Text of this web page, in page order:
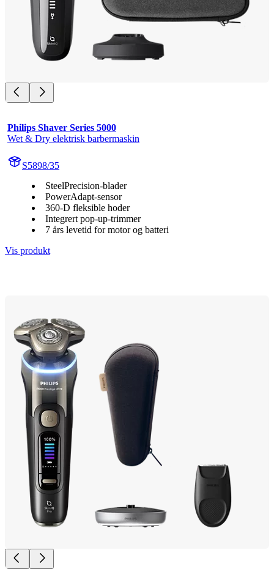
Philips Shaver Series 5000
Wet & Dry elektrisk barbermaskin
S5898/35
SteelPrecision-blader
PowerAdapt-sensor
360-D fleksible hoder
Integrert pop-up-trimmer
7 års levetid for motor og batteri
Vis produkt